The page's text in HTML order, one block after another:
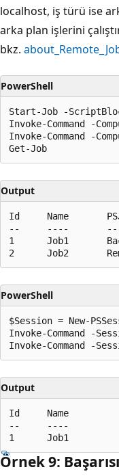
localhost, iş türü ise
arka plan işlerini
bkz.
PowerShell
Start-Job -
Invoke-Command -
Invoke-Command -
Output
Id     Name
--     ----
1      Job1
PowerShell
$Session = New-
Invoke-Command -
Output
Id     Name
--     ----
Örnek 9: